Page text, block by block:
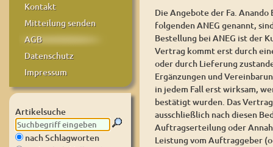
Kontakt
Mitteilung senden
AGB
Datenschutz
Impressum
Artikelsuche
nach Schlagworten
Die Angebote der Fa.
folgenden ANEG genannt,
Bestellung bei ANEG ist der
Vertrag kommt erst durch
oder durch Lieferung
Ergänzungen und
in jedem Fall erst wirksam,
bestätigt wurden. Das
ausschließlich nach diesen
Auftragserteilung oder
Leistung vom Auftraggeber